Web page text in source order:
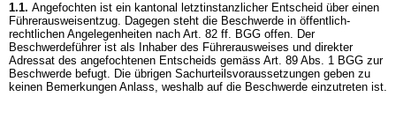
1.1. Angefochten ist ein kantonal letztinstanzlicher Entscheid über einen
Führerausweisentzug. Dagegen steht die Beschwerde in öffentlich-
rechtlichen Angelegenheiten nach Art. 82 ff. BGG offen. Der
Beschwerdeführer ist als Inhaber des Führerausweises und direkter
Adressat des angefochtenen Entscheids gemäss Art. 89 Abs. 1 BGG zur
Beschwerde befugt. Die übrigen Sachurteilsvoraussetzungen geben zu
keinen Bemerkungen Anlass, weshalb auf die Beschwerde einzutreten ist.